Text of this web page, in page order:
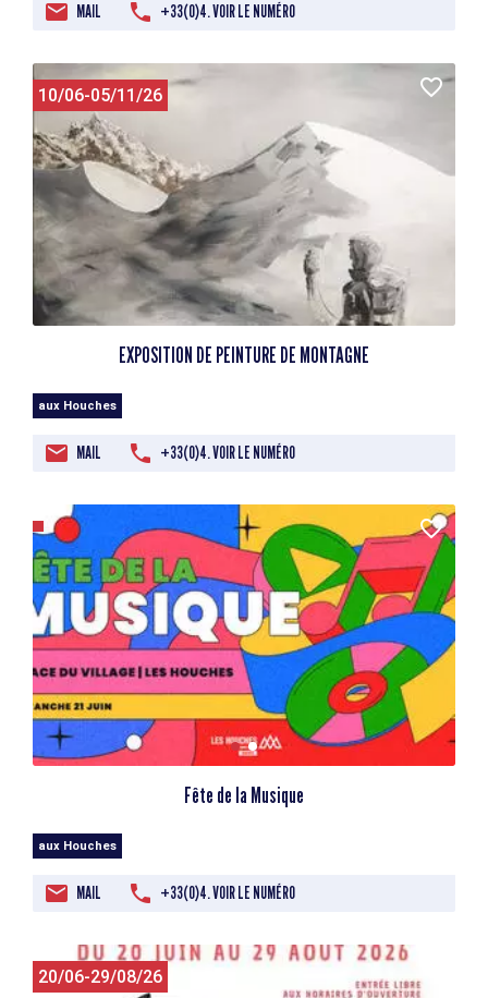
MAIL +33(0)4. VOIR LE NUMÉRO
10/06-05/11/26
EXPOSITION DE PEINTURE DE MONTAGNE
aux Houches
MAIL +33(0)4. VOIR LE NUMÉRO
Fête de la Musique
aux Houches
MAIL +33(0)4. VOIR LE NUMÉRO
20/06-29/08/26